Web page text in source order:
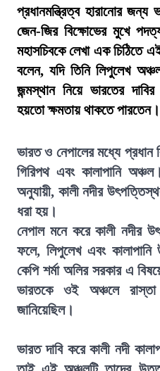
প্রধানমন্ত্রিত্ব হারানোর জন্য
জেন-জির বিক্ষোভের মুখে
মহাসচিবকে লেখা এক চিঠিতে
বলেন, যদি তিনি লিপুলেখ
জন্মস্থান নিয়ে ভারতের
হয়তো ক্ষমতায় থাকতে পারতেন।
ভারত ও নেপালের মধ্যে প্রধান
গিরিপথ এবং কালাপানি
অনুযায়ী, কালী নদীর
ধরা হয়।
নেপাল মনে করে কালী নদীর
ফলে, লিপুলেখ এবং
কেপি শর্মা অলির সরকার এ
ভারতকে ওই অঞ্চলে
জানিয়েছিল।
ভারত দাবি করে কালী নদী